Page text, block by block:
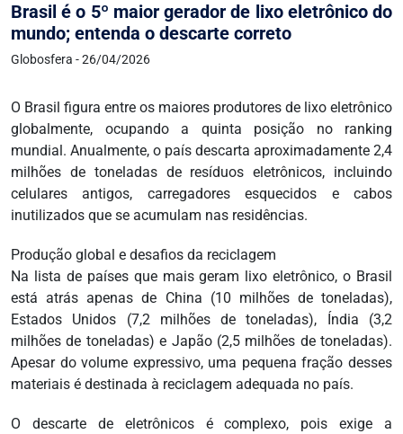
Brasil é o 5º maior gerador de lixo eletrônico do
mundo; entenda o descarte correto
Globosfera - 26/04/2026
O Brasil figura entre os maiores produtores de lixo eletrônico
globalmente, ocupando a quinta posição no ranking
mundial. Anualmente, o país descarta aproximadamente 2,4
milhões de toneladas de resíduos eletrônicos, incluindo
celulares antigos, carregadores esquecidos e cabos
inutilizados que se acumulam nas residências.
Produção global e desafios da reciclagem
Na lista de países que mais geram lixo eletrônico, o Brasil
está atrás apenas de China (10 milhões de toneladas),
Estados Unidos (7,2 milhões de toneladas), Índia (3,2
milhões de toneladas) e Japão (2,5 milhões de toneladas).
Apesar do volume expressivo, uma pequena fração desses
materiais é destinada à reciclagem adequada no país.
O descarte de eletrônicos é complexo, pois exige a